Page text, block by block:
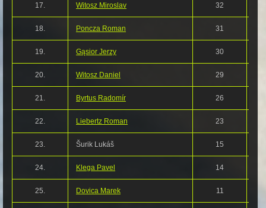
17. Witosz Miroslav 32
18. Poncza Roman 31
19. Gąsior Jerzy 30
20. Witosz Daniel 29
21. Byrtus Radomír 26
22. Liebertz Roman 23
23. Šurik Lukáš 15
24. Klega Pavel 14
25. Dovica Marek 11